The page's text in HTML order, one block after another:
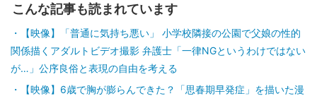
こんな記事も読まれています
【映像】「普通に気持ち悪い」 小学校隣接の公園で父娘の性的
関係描くアダルトビデオ撮影 弁護士「一律NGというわけではない
が…」公序良俗と表現の自由を考える
【映像】6歳で胸が膨らんできた？「思春期早発症」を描いた漫